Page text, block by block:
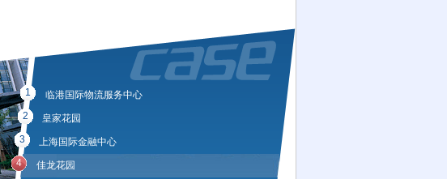
1
临港国际物流服务中心
2
皇家花园
3
上海国际金融中心
4
佳龙花园